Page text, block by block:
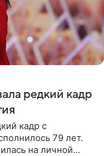
редкий кадр
кадр с
79 лет.
на личной